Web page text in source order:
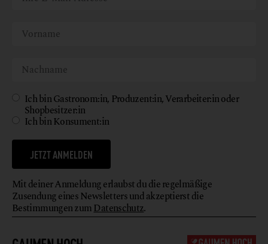
Ich bin Gastronom:in, Produzent:in, Verarbeiter:in oder
Shopbesitzer:in
Ich bin Konsument:in
JETZT ANMELDEN
Mit deiner Anmeldung erlaubst du die regelmäßige
Zusendung eines Newsletters und akzeptierst die
Bestimmungen zumDatenschutz.